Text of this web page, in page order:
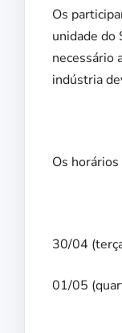
Os
unidade do
necessário
indústria
Os
30/04
01/05